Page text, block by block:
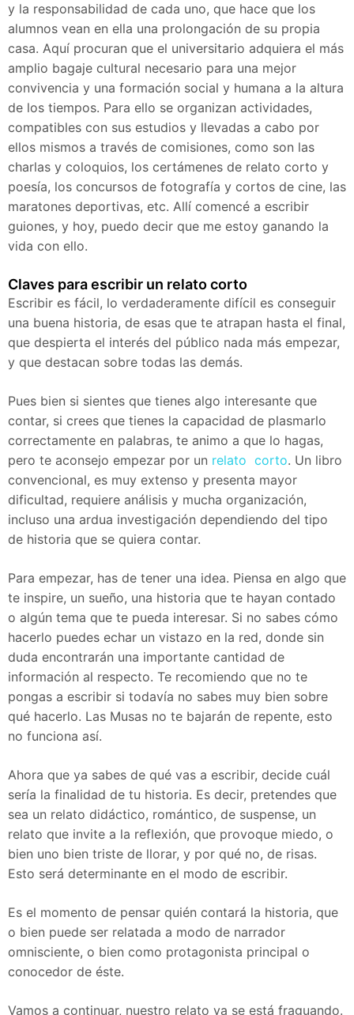
y la responsabilidad de cada uno, que hace que los
alumnos vean en ella una prolongación de su propia
casa. Aquí procuran que el universitario adquiera el más
amplio bagaje cultural necesario para una mejor
convivencia y una formación social y humana a la altura
de los tiempos. Para ello se organizan actividades,
compatibles con sus estudios y llevadas a cabo por
ellos mismos a través de comisiones, como son las
charlas y coloquios, los certámenes de relato corto y
poesía, los concursos de fotografía y cortos de cine, las
maratones deportivas, etc. Allí comencé a escribir
guiones, y hoy, puedo decir que me estoy ganando la
vida con ello.
Claves para escribir un relato corto
Escribir es fácil, lo verdaderamente difícil es conseguir
una buena historia, de esas que te atrapan hasta el final,
que despierta el interés del público nada más empezar,
y que destacan sobre todas las demás.
Pues bien si sientes que tienes algo interesante que
contar, si crees que tienes la capacidad de plasmarlo
correctamente en palabras, te animo a que lo hagas,
pero te aconsejo empezar por un relato corto. Un libro
convencional, es muy extenso y presenta mayor
dificultad, requiere análisis y mucha organización,
incluso una ardua investigación dependiendo del tipo
de historia que se quiera contar.
Para empezar, has de tener una idea. Piensa en algo que
te inspire, un sueño, una historia que te hayan contado
o algún tema que te pueda interesar. Si no sabes cómo
hacerlo puedes echar un vistazo en la red, donde sin
duda encontrarán una importante cantidad de
información al respecto. Te recomiendo que no te
pongas a escribir si todavía no sabes muy bien sobre
qué hacerlo. Las Musas no te bajarán de repente, esto
no funciona así.
Ahora que ya sabes de qué vas a escribir, decide cuál
sería la finalidad de tu historia. Es decir, pretendes que
sea un relato didáctico, romántico, de suspense, un
relato que invite a la reflexión, que provoque miedo, o
bien uno bien triste de llorar, y por qué no, de risas.
Esto será determinante en el modo de escribir.
Es el momento de pensar quién contará la historia, que
o bien puede ser relatada a modo de narrador
omnisciente, o bien como protagonista principal o
conocedor de éste.
Vamos a continuar, nuestro relato ya se está fraguando.